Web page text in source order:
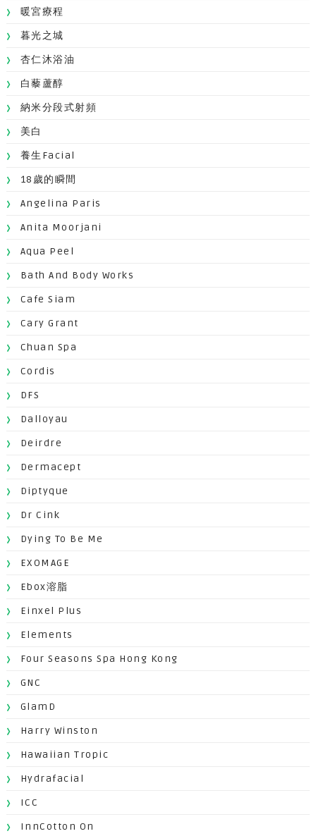
暖宮療程
暮光之城
杏仁沐浴油
白藜蘆醇
納米分段式射頻
美白
養生facial
18歲的瞬間
Angelina Paris
Anita Moorjani
Aqua Peel
Bath And Body Works
Cafe Siam
Cary Grant
Chuan Spa
Cordis
DFS
Dalloyau
Deirdre
Dermacept
Diptyque
Dr Cink
Dying To Be Me
EXOMAGE
Ebox溶脂
Einxel Plus
Elements
Four Seasons Spa Hong Kong
GNC
GlamD
Harry Winston
Hawaiian Tropic
Hydrafacial
ICC
InnCotton On